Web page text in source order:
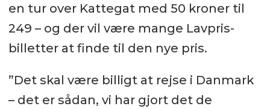
en tur over Kattegat med 50 kroner til
249 – og der vil være mange Lavpris-
billetter at finde til den nye pris.
”Det skal være billigt at rejse i Danmark
– det er sådan, vi har gjort det de